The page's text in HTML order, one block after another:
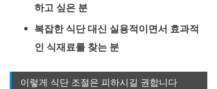
하고 싶은 분
복잡한 식단 대신 실용적이면서 효과적
인 식재료를 찾는 분
이렇게 식단 조절은 피하시길 권합니다